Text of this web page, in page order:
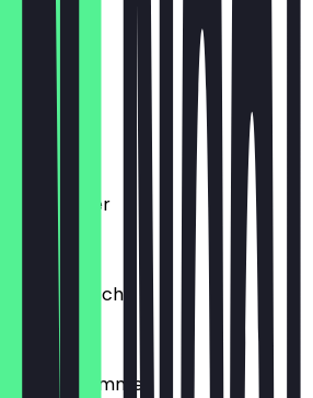
Döner Box
€ 6,00
€ 7,00
Berlin Teller
€ 8,50
Falafel Tasche
€ 5,50
Portion Pommes